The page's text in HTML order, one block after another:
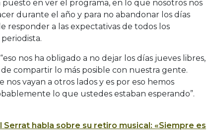
en ver el programa, en lo que nosotros nos
durante el año y para no abandonar los días
responder a las expectativas de todos los
nos ha obligado a no dejar los días jueves libres,
compartir lo más posible con nuestra gente.
vayan a otros lados y es por eso hemos
lo que ustedes estaban esperando”.
Serrat habla sobre su retiro musical: «Siempre es